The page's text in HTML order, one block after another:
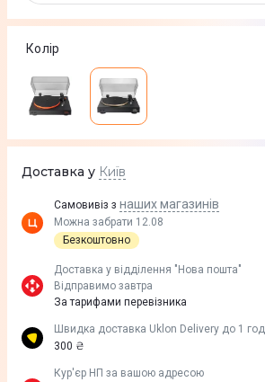
Колір
Доставка у Київ
Самовивіз з наших магазинів
Можна забрати 12.08
Безкоштовно
Доставка у вiддiлення "Нова пошта"
Відправимо завтра
За тарифами перевізника
Швидка доставка Uklon Delivery до 1
300 ₴
Кур'єр НП за вашою адресою